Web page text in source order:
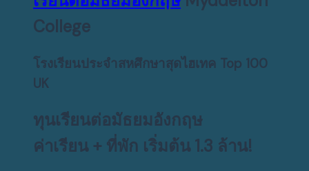
College
โรงเรียนประจำสหศึกษาสุดไฮเทค Top 100
UK
ทุนเรียนต่อมัธยมอังกฤษ
ค่าเรียน + ที่พัก เริ่มต้น 1.3 ล้าน!